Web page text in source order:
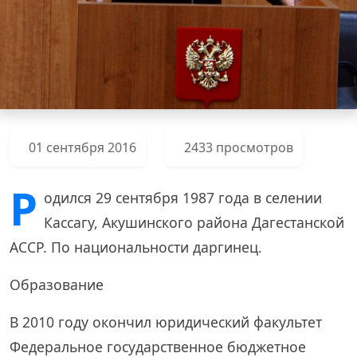
01 сентября 2016 2433 просмотров
Р одился 29 сентября 1987 года в селении
Кассагу, Акушинского района Дагестанской
АССР. По национальности даргинец.
Образование
В 2010 году окончил юридический факультет
Федеральное государственное бюджетное